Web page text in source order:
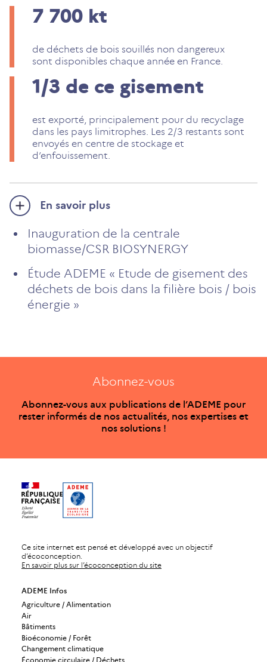
7 700 kt
de déchets de bois souillés non dangereux
sont disponibles chaque année en France.
1/3 de ce gisement
est exporté, principalement pour du recyclage
dans les pays limitrophes. Les 2/3 restants sont
envoyés en centre de stockage et
d’enfouissement.
En savoir plus
Inauguration de la centrale
biomasse/CSR BIOSYNERGY
Étude ADEME « Etude de gisement des
déchets de bois dans la filière bois / bois
énergie »
Abonnez-vous
Abonnez-vous aux publications de l’ADEME pour
rester informés de nos actualités, nos expertises et
nos solutions !
Ce site internet est pensé et développé avec un objectif
d’écoconception.
En savoir plus sur l’écoconception du site
ADEME Infos
Agriculture / Alimentation
Air
Bâtiments
Bioéconomie / Forêt
Changement climatique
Économie circulaire / Déchets